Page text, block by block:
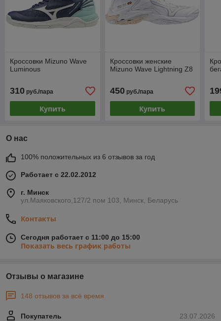
Кроссовки Mizuno Wave
Luminous
310 руб./пара
Купить
Кроссовки женские
Mizuno Wave Lightning Z8
450руб./пара
Купить
О нас
100% положительных из 6 отзывов за год
Работает с 22.02.2012
г. Минск
ул.Маяковского,127/2 пом 103, Минск, Беларусь
Контакты
Сегодня работает с 11:00 до 15:00
Показать весь график работы
Отзывы о магазине
148 отзывов за всё время
23.07.2026
Покупатель